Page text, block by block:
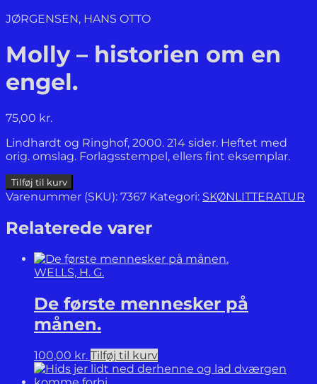
JØRGENSEN, HANS OTTO
Molly – historien om en
engel.
75,00 kr.
Lindhardt og Ringhof, 2000. 214 sider. Heftet med
orig. omslag. Forlagsstempel, ellers fint eksemplar.
Molly
-
om
en
antal
Tilføj til kurv
Varenummer (SKU): 7367 Kategori: SKØNLITTERATUR
Relaterede varer
WELLS, H. G.
De første mennesker på
månen.
100,00 kr. Tilføj til kurv